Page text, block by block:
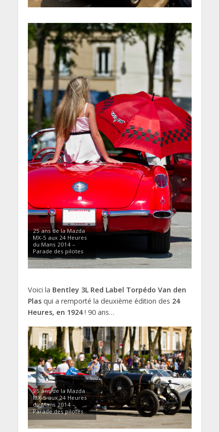
25 ans de la Mazda
MX-5 aux 24 Heures
du Mans 2014 –
Parade des pilotes
Voici la Bentley 3L Red Label Torpédo Van den
Plasqui a remporté la deuxième édition des 24
Heures, en 1924! 90 ans…
25 ans de la Mazda
MX-5 aux 24 Heures
du Mans 2014 –
Parade des pilotes